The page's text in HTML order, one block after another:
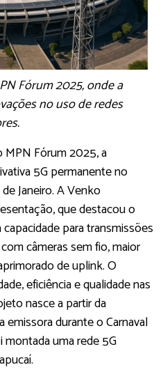
Fórum 2025, onde a
no uso de redes
MPN Fórum 2025, a
5G permanente no
Janeiro. A Venko
que destacou o
para transmissões
câmeras sem fio, maior
de uplink. O
eficiência e qualidade nas
nasce a partir da
durante o Carnaval
uma rede 5G